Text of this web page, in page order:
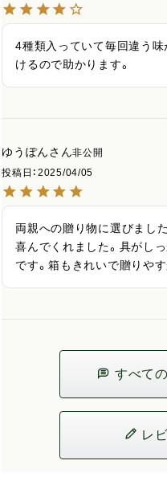
4種類入っていて毎回違う
けるので助かります。
ゆうぽん
非公開
投稿日
2025/04/05
両親への贈り物に選びまし
喜んでくれました。具がし
です。箱もきれいで贈りやす
すべて
レ